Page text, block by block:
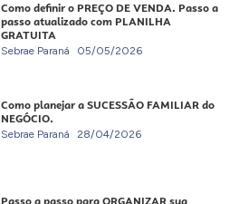
Como definir o PREÇO DE VENDA. Passo a
passo atualizado com PLANILHA
GRATUITA
Sebrae Paraná 05/05/2026
Como planejar a SUCESSÃO FAMILIAR do
NEGÓCIO.
Sebrae Paraná 28/04/2026